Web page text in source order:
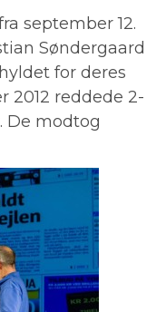
september 12.
Søndergaard
for deres
2012 reddede 2-
De modtog